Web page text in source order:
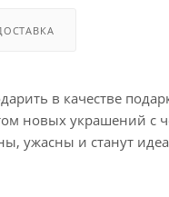
в качестве
новых украшений с
ужасны и станут